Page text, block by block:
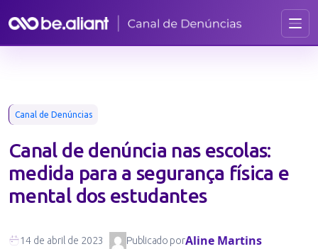
Canal de Denúncias
Canal de denúncia nas escolas:
medida para a segurança física e
mental dos estudantes
14 de abril de 2023 Publicado porAline Martins